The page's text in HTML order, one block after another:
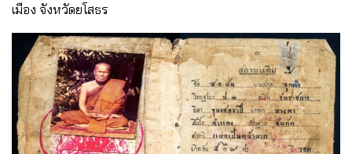
เมือง จังหวัดยโสธร